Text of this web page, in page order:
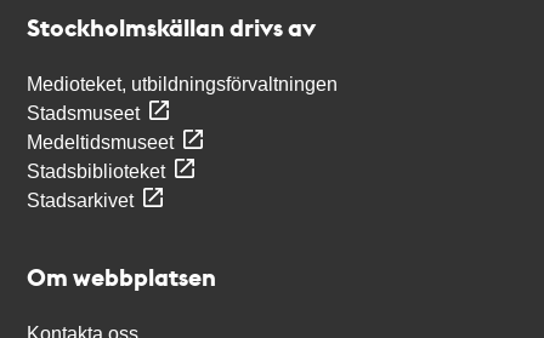
Stockholmskällan drivs av
Medioteket, utbildningsförvaltningen
Stadsmuseet
Medeltidsmuseet
Stadsbiblioteket
Stadsarkivet
Om webbplatsen
Kontakta oss